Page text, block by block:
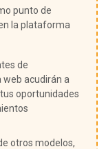
punto de
la plataforma
de
web acudirán a
oportunidades
otros modelos,